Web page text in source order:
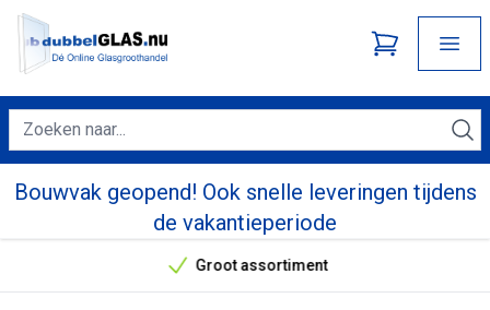
Bouwvak geopend! Ook snelle leveringen tijdens
de vakantieperiode
Onze unieke verkoopargumenten
Groot assortiment